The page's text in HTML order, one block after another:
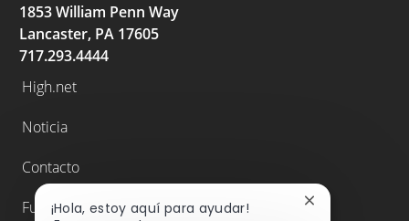
1853 William Penn Way
Lancaster, PA 17605
717.293.4444
High.net
Noticia
Contacto
Fundación de High
¡Hola, estoy aquí para ayudar!
Cerrar